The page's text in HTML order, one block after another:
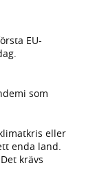
EU-
som
eller
enda land.
krävs